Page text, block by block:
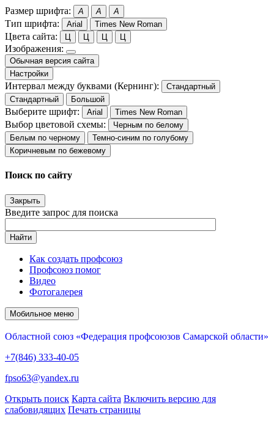
Размер шрифта: A A A
Тип шрифта: Arial Times New Roman
Цвета сайта: Ц Ц Ц Ц
Изображения:
Обычная версия сайта
Настройки
Интервал между буквами (Кернинг):
Стандартный
Стандартный
Большой
Выберите шрифт: Arial Times New Roman
Выбор цветовой схемы:
Черным по белому
Белым по черному
Темно-синим по голубому
Коричневым по бежевому
Поиск по сайту
Закрыть
Введите запрос для поиска
Найти
Как создать профсоюз
Профсоюз помог
Видео
Фотогалерея
Мобильное меню
Областной союз «Федерация профсоюзов Самарской области»
+7(846) 333-40-05
fpso63@yandex.ru
Открыть поиск Карта сайта Включить версию для
слабовидящих Печать страницы